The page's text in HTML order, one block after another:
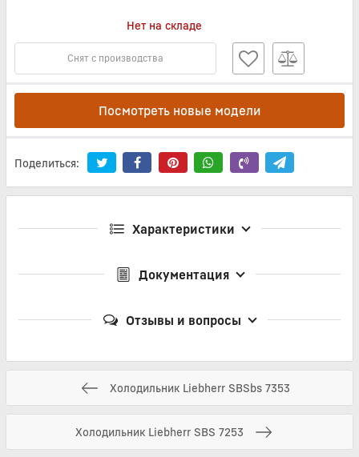
Нет на складе
Снят с производства
Посмотреть новые модели
Поделиться:
Характеристики
Документация
Отзывы и вопросы
Холодильник Liebherr SBSbs 7353
Холодильник Liebherr SBS 7253